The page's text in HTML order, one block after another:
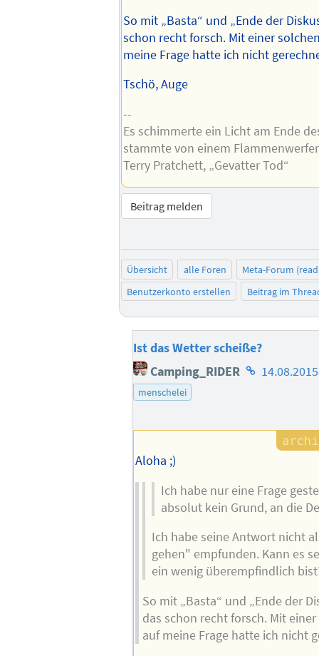
So mit „Basta“ und „Ende der
schon recht forsch. Mit einer
meine Frage hatte ich nicht
Tschö, Auge
--
Es schimmerte ein Licht am Ende
stammte von einem
Terry Pratchett, „Gevatter Tod“
Beitrag melden
Übersicht alle Foren
Meta-Forum
Benutzerkonto erstellen
Beitrag im
Ist das Wetter scheiße?
Camping_RIDER Homepage
menschelei
Aloha ;)
Ich habe nur eine Frage
absolut kein Grund, an die
Ich habe seine Antwort nicht
gehen" empfunden. Kann es
ein wenig überempfindlich
So mit „Basta“ und „Ende der
das schon recht forsch. Mit
auf meine Frage hatte ich nicht